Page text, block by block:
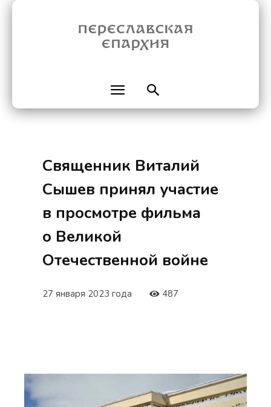
Священник Виталий
Сышев принял участие
в просмотре фильма
о Великой
Отечественной войне
27 января 2023 года 487